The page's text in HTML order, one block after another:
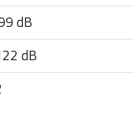
dB
dB